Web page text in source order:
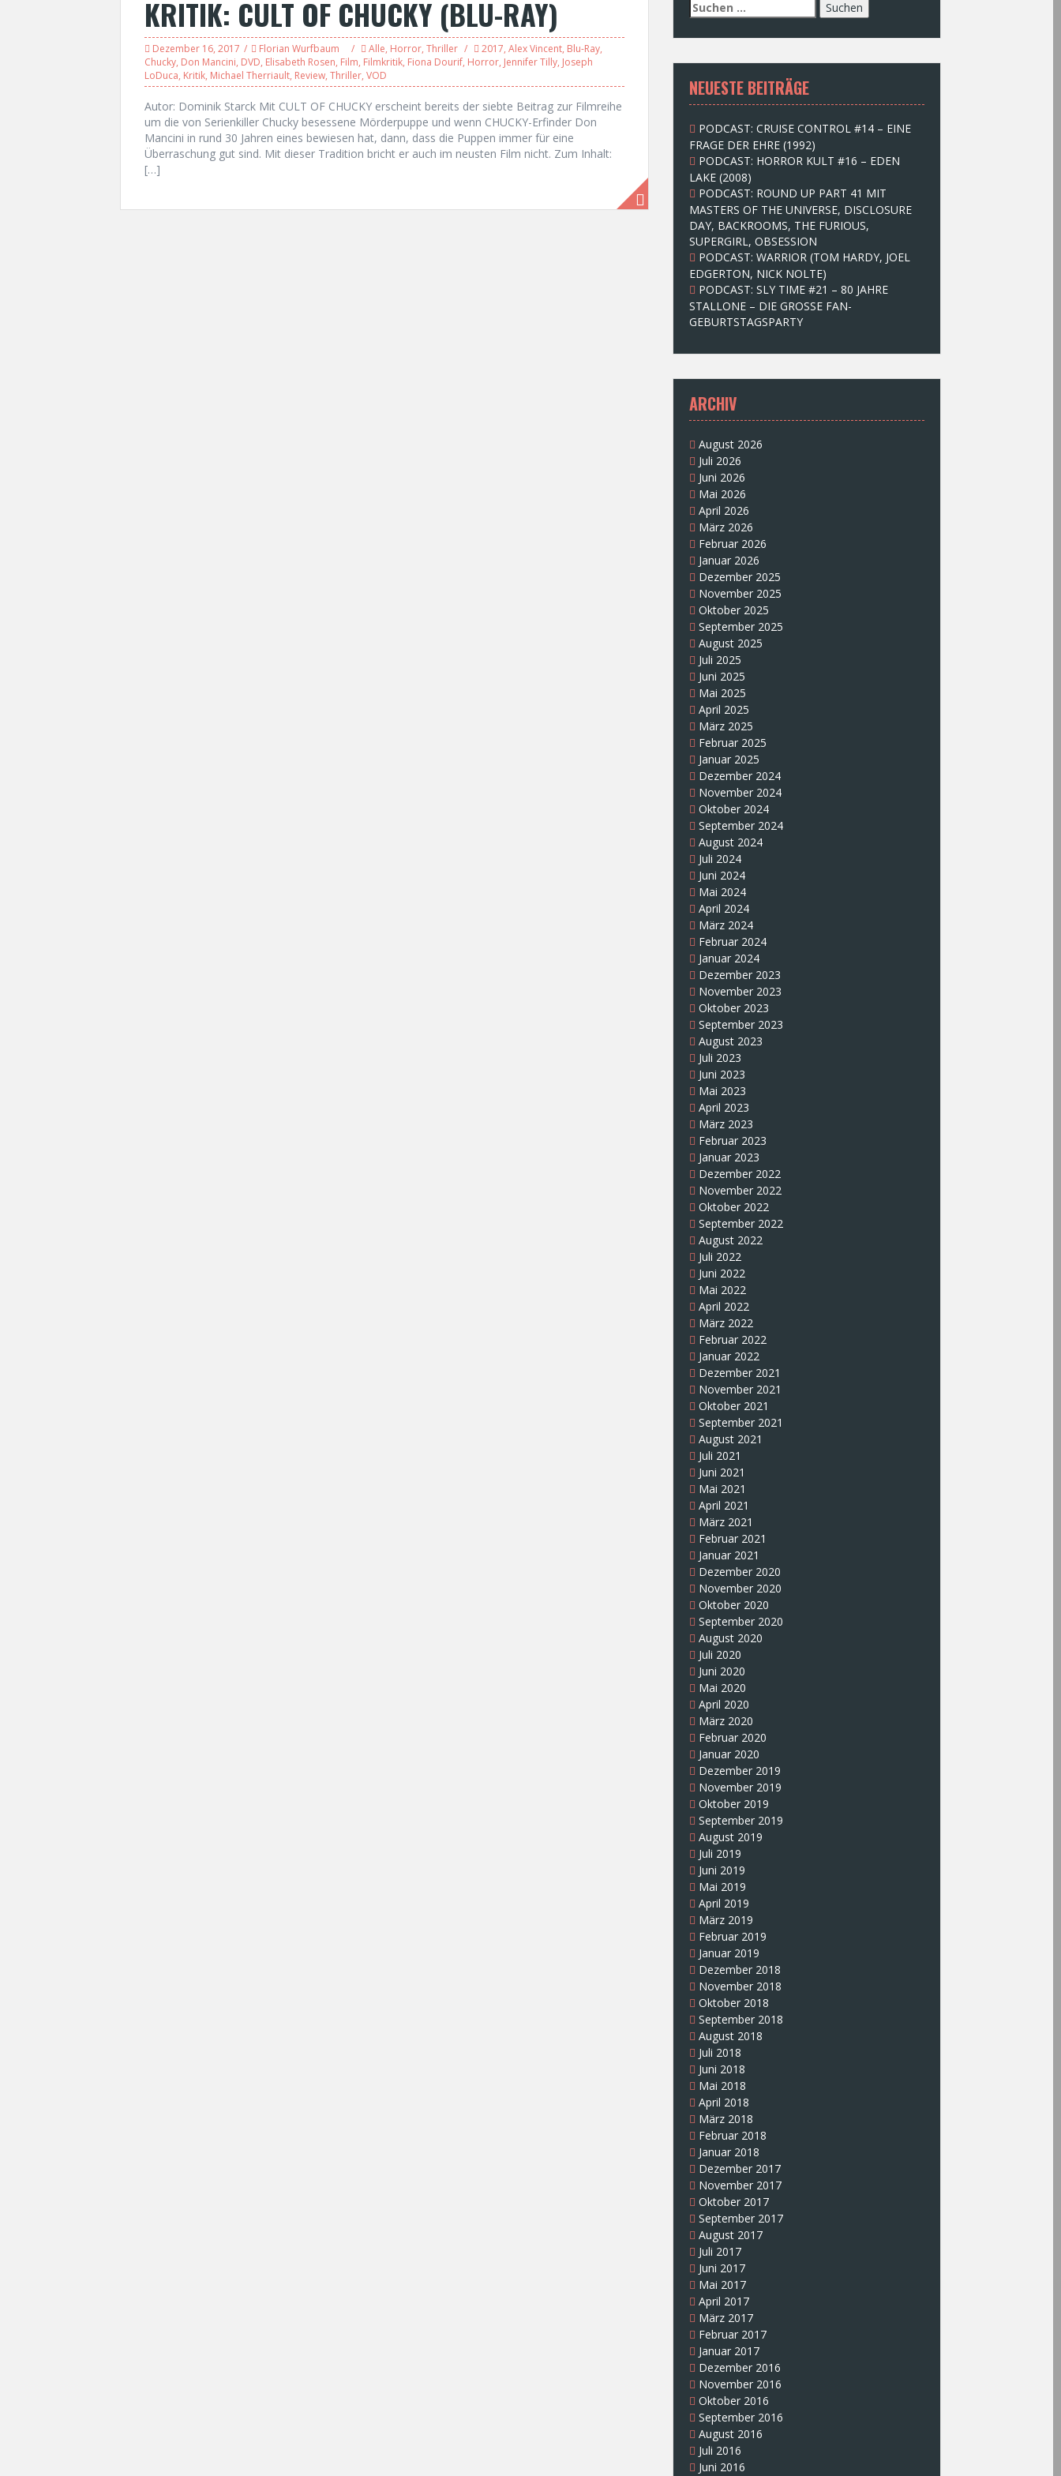
KRITIK: CULT OF CHUCKY (BLU-RAY)
Dezember 16, 2017 Florian Wurfbaum Alle, Horror, Thriller 2017, Alex Vincent, Blu-Ray,
Chucky, Don Mancini, DVD, Elisabeth Rosen, Film, Filmkritik, Fiona Dourif, Horror, Jennifer Tilly, Joseph
LoDuca, Kritik, Michael Therriault, Review, Thriller, VOD
Autor: Dominik Starck Mit CULT OF CHUCKY erscheint bereits der siebte Beitrag zur Filmreihe
um die von Serienkiller Chucky besessene Mörderpuppe und wenn CHUCKY-Erfinder Don
Mancini in rund 30 Jahren eines bewiesen hat, dann, dass die Puppen immer für eine
Überraschung gut sind. Mit dieser Tradition bricht er auch im neusten Film nicht. Zum Inhalt:
[…]
S
u
c
e
n
n
c
h
:
NEUESTE BEITRÄGE
PODCAST: CRUISE CONTROL #14 – EINE
FRAGE DER EHRE (1992)
PODCAST: HORROR KULT #16 – EDEN
LAKE (2008)
PODCAST: ROUND UP PART 41 MIT
MASTERS OF THE UNIVERSE, DISCLOSURE
DAY, BACKROOMS, THE FURIOUS,
SUPERGIRL, OBSESSION
PODCAST: WARRIOR (TOM HARDY, JOEL
EDGERTON, NICK NOLTE)
PODCAST: SLY TIME #21 – 80 JAHRE
STALLONE – DIE GROSSE FAN-
GEBURTSTAGSPARTY
ARCHIV
August 2026
Juli 2026
Juni 2026
Mai 2026
April 2026
März 2026
Februar 2026
Januar 2026
Dezember 2025
November 2025
Oktober 2025
September 2025
August 2025
Juli 2025
Juni 2025
Mai 2025
April 2025
März 2025
Februar 2025
Januar 2025
Dezember 2024
November 2024
Oktober 2024
September 2024
August 2024
Juli 2024
Juni 2024
Mai 2024
April 2024
März 2024
Februar 2024
Januar 2024
Dezember 2023
November 2023
Oktober 2023
September 2023
August 2023
Juli 2023
Juni 2023
Mai 2023
April 2023
März 2023
Februar 2023
Januar 2023
Dezember 2022
November 2022
Oktober 2022
September 2022
August 2022
Juli 2022
Juni 2022
Mai 2022
April 2022
März 2022
Februar 2022
Januar 2022
Dezember 2021
November 2021
Oktober 2021
September 2021
August 2021
Juli 2021
Juni 2021
Mai 2021
April 2021
März 2021
Februar 2021
Januar 2021
Dezember 2020
November 2020
Oktober 2020
September 2020
August 2020
Juli 2020
Juni 2020
Mai 2020
April 2020
März 2020
Februar 2020
Januar 2020
Dezember 2019
November 2019
Oktober 2019
September 2019
August 2019
Juli 2019
Juni 2019
Mai 2019
April 2019
März 2019
Februar 2019
Januar 2019
Dezember 2018
November 2018
Oktober 2018
September 2018
August 2018
Juli 2018
Juni 2018
Mai 2018
April 2018
März 2018
Februar 2018
Januar 2018
Dezember 2017
November 2017
Oktober 2017
September 2017
August 2017
Juli 2017
Juni 2017
Mai 2017
April 2017
März 2017
Februar 2017
Januar 2017
Dezember 2016
November 2016
Oktober 2016
September 2016
August 2016
Juli 2016
Juni 2016